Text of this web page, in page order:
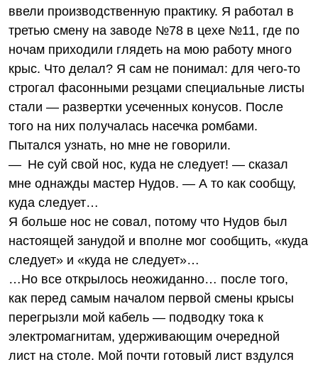
ввели производственную практику. Я работал в
третью смену на заводе №78 в цехе №11, где по
ночам приходили глядеть на мою работу много
крыс. Что делал? Я сам не понимал: для чего‑то
строгал фасонными резцами специальные листы
стали — развертки усеченных конусов. После
того на них получалась насечка ромбами.
Пытался узнать, но мне не говорили.
— Не суй свой нос, куда не следует! — сказал
мне однажды мастер Нудов. — А то как сообщу,
куда следует…
Я больше нос не совал, потому что Нудов был
настоящей занудой и вполне мог сообщить, «куда
следует» и «куда не следует»…
…Но все открылось неожиданно… после того,
как перед самым началом первой смены крысы
перегрызли мой кабель — подводку тока к
электромагнитам, удерживающим очередной
лист на столе. Мой почти готовый лист вздулся